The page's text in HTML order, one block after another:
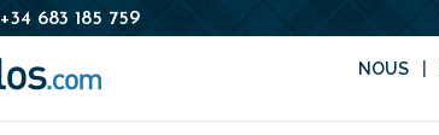
+34 683 185 759
NOUS